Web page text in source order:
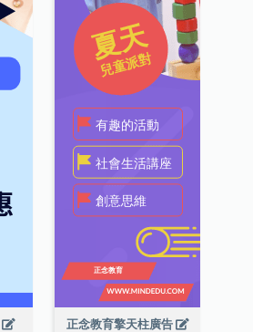
正念教育擎天柱廣告